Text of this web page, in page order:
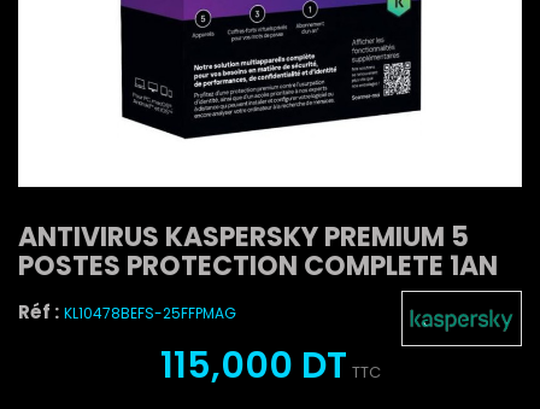
ANTIVIRUS KASPERSKY PREMIUM 5
POSTES PROTECTION COMPLETE 1AN
Réf : KL10478BEFS-25FFPMAG
115,000 DT TTC